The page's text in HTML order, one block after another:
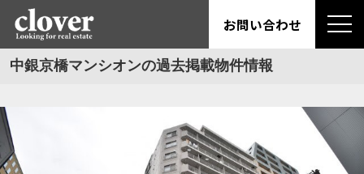
お問い合わせ
中銀京橋マンシオンの過去掲載物件情報